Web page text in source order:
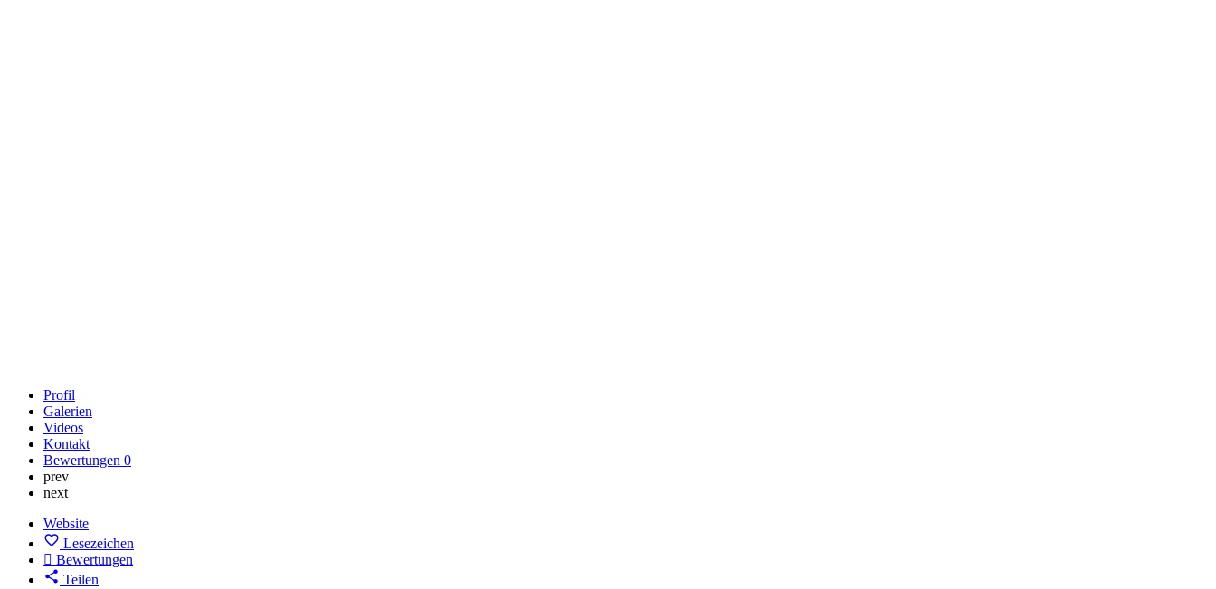
Profil
Galerien
Videos
Kontakt
Bewertungen 0
prev
next
Website
Lesezeichen
Bewertungen
Teilen